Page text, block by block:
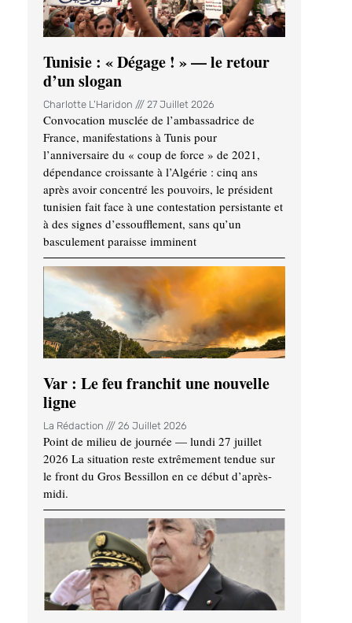
Tunisie : « Dégage ! » — le retour
d’un slogan
Charlotte L'Haridon 27 Juillet 2026
Convocation musclée de l’ambassadrice de
France, manifestations à Tunis pour
l’anniversaire du « coup de force » de 2021,
dépendance croissante à l’Algérie : cinq ans
après avoir concentré les pouvoirs, le président
tunisien fait face à une contestation persistante et
à des signes d’essoufflement, sans qu’un
basculement paraisse imminent
Var : Le feu franchit une nouvelle
ligne
La Rédaction 26 Juillet 2026
Point de milieu de journée — lundi 27 juillet
2026 La situation reste extrêmement tendue sur
le front du Gros Bessillon en ce début d’après-
midi.